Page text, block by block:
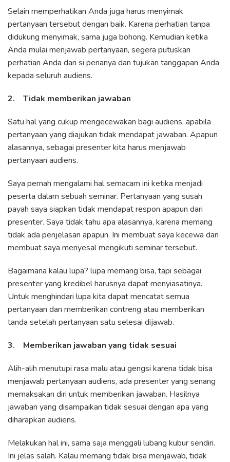
Selain memperhatikan Anda juga harus menyimak
pertanyaan tersebut dengan baik. Karena perhatian tanpa
didukung menyimak, sama juga bohong. Kemudian ketika
Anda mulai menjawab pertanyaan, segera putuskan
perhatian Anda dari si penanya dan tujukan tanggapan Anda
kepada seluruh audiens.
2. Tidak memberikan jawaban
Satu hal yang cukup mengecewakan bagi audiens, apabila
pertanyaan yang diajukan tidak mendapat jawaban. Apapun
alasannya, sebagai presenter kita harus menjawab
pertanyaan audiens.
Saya pernah mengalami hal semacam ini ketika menjadi
peserta dalam sebuah seminar. Pertanyaan yang susah
payah saya siapkan tidak mendapat respon apapun dari
presenter. Saya tidak tahu apa alasannya, karena memang
tidak ada penjelasan apapun. Ini membuat saya kecewa dan
membuat saya menyesal mengikuti seminar tersebut.
Bagaimana kalau lupa? lupa memang bisa, tapi sebagai
presenter yang kredibel harusnya dapat menyiasatinya.
Untuk menghindari lupa kita dapat mencatat semua
pertanyaan dan memberikan contreng atau memberikan
tanda setelah pertanyaan satu selesai dijawab.
3. Memberikan jawaban yang tidak sesuai
Alih-alih menutupi rasa malu atau gengsi karena tidak bisa
menjawab pertanyaan audiens, ada presenter yang senang
memaksakan diri untuk memberikan jawaban. Hasilnya
jawaban yang disampaikan tidak sesuai dengan apa yang
diharapkan audiens.
Melakukan hal ini, sama saja menggali lubang kubur sendiri.
Ini jelas salah. Kalau memang tidak bisa menjawab, tidak